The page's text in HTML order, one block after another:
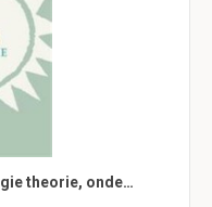
theorie, onde…